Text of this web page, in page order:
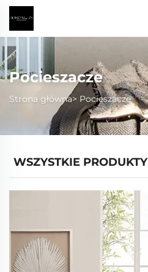
Pocieszacze
Strona główna> Pocieszacze
WSZYSTKIE PRODUKTY